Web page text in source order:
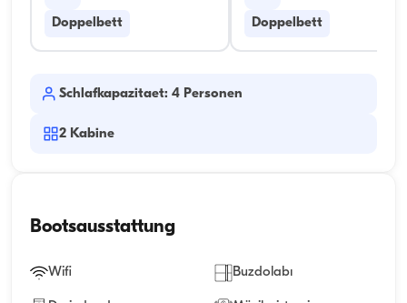
Doppelbett Doppelbett
Schlafkapazitaet: 4 Personen
2 Kabine
Bootsausstattung
Wifi Buzdolabı